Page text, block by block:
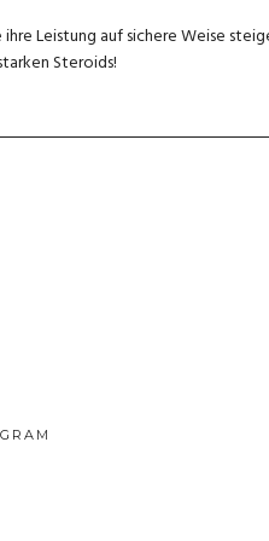
Leistung auf sichere Weise
Steroids!